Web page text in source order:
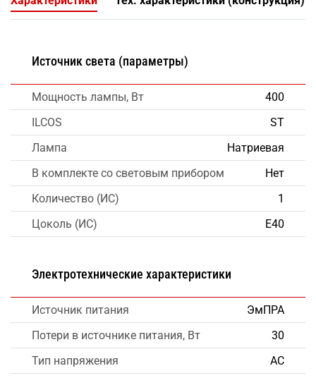
Источник света (параметры)
Мощность лампы, Вт
400
ILCOS
ST
Лампа
Натриевая
В комплекте со световым прибором
Нет
Количество (ИС)
1
Цоколь (ИС)
E40
Электротехнические характеристики
Источник питания
ЭмПРА
Потери в источнике питания, Вт
30
Тип напряжения
AC